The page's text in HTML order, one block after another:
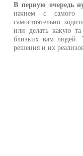
В первую очередь
начнем с самого
самостоятельно
или делать какую
близких вам людей.
решения и их